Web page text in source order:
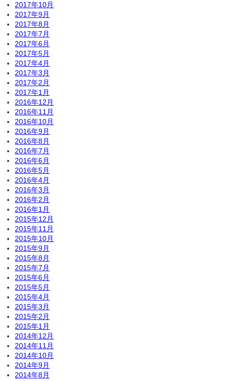
2017年10月
2017年9月
2017年8月
2017年7月
2017年6月
2017年5月
2017年4月
2017年3月
2017年2月
2017年1月
2016年12月
2016年11月
2016年10月
2016年9月
2016年8月
2016年7月
2016年6月
2016年5月
2016年4月
2016年3月
2016年2月
2016年1月
2015年12月
2015年11月
2015年10月
2015年9月
2015年8月
2015年7月
2015年6月
2015年5月
2015年4月
2015年3月
2015年2月
2015年1月
2014年12月
2014年11月
2014年10月
2014年9月
2014年8月